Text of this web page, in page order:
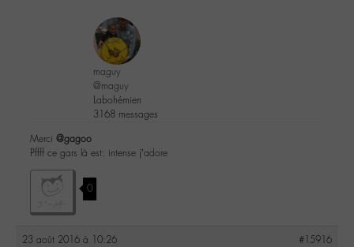
maguy
@maguy
Labohémien
3168 messages
Merci @gagoo
Pffff ce gars là est: intense j’adore
0
23 août 2016 à 10:26 #15916